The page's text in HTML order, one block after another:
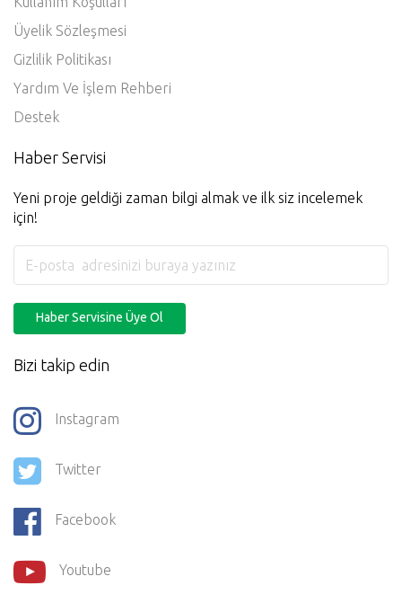
Üyelik Sözleşmesi
Gizlilik Politikası
Yardım Ve İşlem Rehberi
Destek
Haber Servisi
Yeni proje geldiği zaman bilgi almak ve ilk siz incelemek
için!
Haber Servisine Üye Ol
Bizi takip edin
Instagram
Twitter
Facebook
Youtube